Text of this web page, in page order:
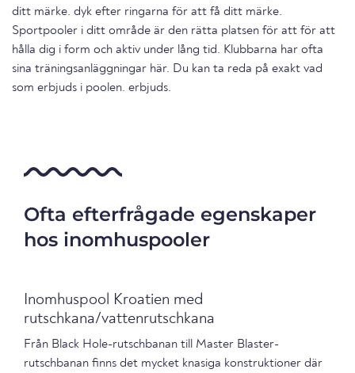
ditt märke. dyk efter ringarna för att få ditt märke.
Sportpooler i ditt område är den rätta platsen för att för att
hålla dig i form och aktiv under lång tid. Klubbarna har ofta
sina träningsanläggningar här. Du kan ta reda på exakt vad
som erbjuds i poolen. erbjuds.
Ofta efterfrågade egenskaper
hos inomhuspooler
Inomhuspool Kroatien med
rutschkana/vattenrutschkana
Från Black Hole-rutschbanan till Master Blaster-
rutschbanan finns det mycket knasiga konstruktioner där